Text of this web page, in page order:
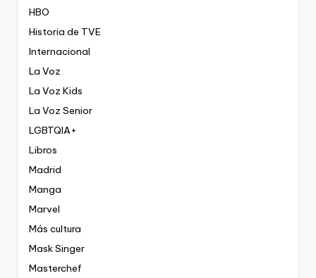
HBO
Historia de TVE
Internacional
La Voz
La Voz Kids
La Voz Senior
LGBTQIA+
Libros
Madrid
Manga
Marvel
Más cultura
Mask Singer
Masterchef